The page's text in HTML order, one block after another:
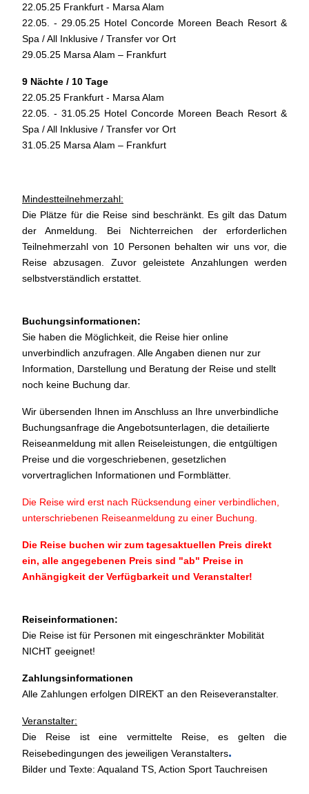
22.05.25 Frankfurt - Marsa Alam
22.05. - 29.05.25 Hotel Concorde Moreen Beach Resort &
Spa / All Inklusive / Transfer vor Ort
29.05.25 Marsa Alam – Frankfurt
9 Nächte / 10 Tage
22.05.25 Frankfurt - Marsa Alam
22.05. - 31.05.25 Hotel Concorde Moreen Beach Resort &
Spa / All Inklusive / Transfer vor Ort
31.05.25 Marsa Alam – Frankfurt
Mindestteilnehmerzahl:
Die Plätze für die Reise sind beschränkt. Es gilt das Datum
der Anmeldung. Bei Nichterreichen der erforderlichen
Teilnehmerzahl von 10 Personen behalten wir uns vor, die
Reise abzusagen. Zuvor geleistete Anzahlungen werden
selbstverständlich erstattet.
Buchungsinformationen:
Sie haben die Möglichkeit, die Reise hier online
unverbindlich anzufragen. Alle Angaben dienen nur zur
Information, Darstellung und Beratung der Reise und stellt
noch keine Buchung dar.
Wir übersenden Ihnen im Anschluss an Ihre unverbindliche
Buchungsanfrage die Angebotsunterlagen, die detailierte
Reiseanmeldung mit allen Reiseleistungen, die entgültigen
Preise und die vorgeschriebenen, gesetzlichen
vorvertraglichen Informationen und Formblätter.
Die Reise wird erst nach Rücksendung einer verbindlichen,
unterschriebenen Reiseanmeldung zu einer Buchung.
Die Reise buchen wir zum tagesaktuellen Preis direkt
ein, alle angegebenen Preis sind "ab" Preise in
Anhängigkeit der Verfügbarkeit und Veranstalter!
Reiseinformationen:
Die Reise ist für Personen mit eingeschränkter Mobilität
NICHT geeignet!
Zahlungsinformationen
Alle Zahlungen erfolgen DIREKT an den Reiseveranstalter.
Veranstalter:
Die Reise ist eine vermittelte Reise, es gelten die
Reisebedingungen des jeweiligen Veranstalters.
Bilder und Texte: Aqualand TS, Action Sport Tauchreisen